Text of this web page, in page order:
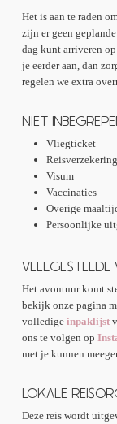
Het is aan te raden
zijn er geen
dag kunt arriveren
je eerder aan, dan
regelen we extra
NIET
Vliegticket
Reisverzekering
Visum
Vaccinaties
Overige
Persoonlijke
Het avontuur komt
bekijk onze pagina
volledige inpaklijst
ons te volgen op
met je kunnen
LOKALE
Deze reis wordt